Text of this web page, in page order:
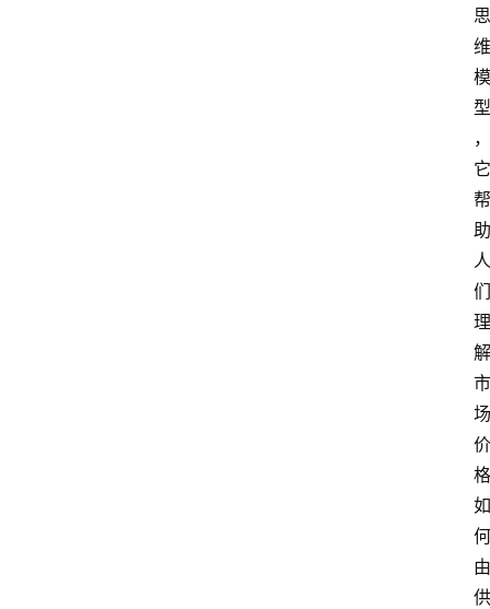
思
维
模
型
，
它
帮
助
人
们
理
解
市
场
价
格
如
何
由
供